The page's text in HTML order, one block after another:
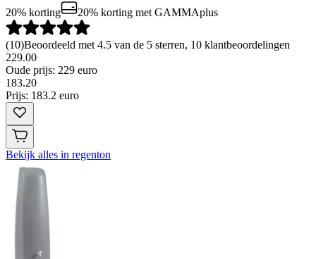
20% korting
20% korting met GAMMAplus
(10)Beoordeeld met 4.5 van de 5 sterren, 10 klantbeoordelingen
229.00
Oude prijs: 229 euro
183.20
Prijs: 183.2 euro
Bekijk alles in regenton